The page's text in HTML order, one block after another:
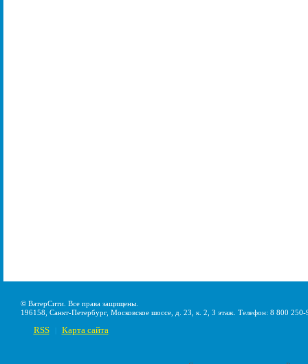
© ВатерСити. Все права защищены.
196158, Санкт-Петербург, Московское шоссе, д. 23, к. 2, 3 этаж. Телефон: 8 800
RSS Карта сайта